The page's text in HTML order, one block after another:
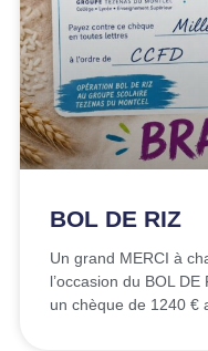
BOL DE RIZ
Un grand MERCI à
l’occasion du BOL
un chèque de 1240 €